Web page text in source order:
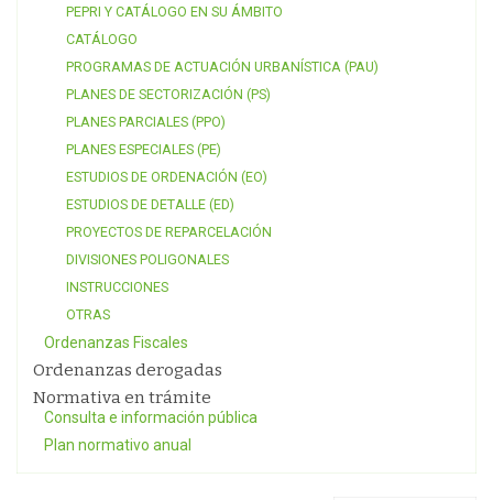
PEPRI Y CATÁLOGO EN SU ÁMBITO
CATÁLOGO
PROGRAMAS DE ACTUACIÓN URBANÍSTICA (PAU)
PLANES DE SECTORIZACIÓN (PS)
PLANES PARCIALES (PPO)
PLANES ESPECIALES (PE)
ESTUDIOS DE ORDENACIÓN (EO)
ESTUDIOS DE DETALLE (ED)
PROYECTOS DE REPARCELACIÓN
DIVISIONES POLIGONALES
INSTRUCCIONES
OTRAS
Ordenanzas Fiscales
Ordenanzas derogadas
Normativa en trámite
Consulta e información pública
Plan normativo anual